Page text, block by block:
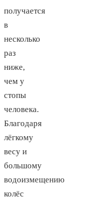
получается
в
несколько
раз
ниже,
чем у
стопы
человека.
Благодаря
лёгкому
весу и
большому
водоизмещению
колёс